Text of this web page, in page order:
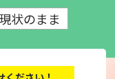
現状のまま